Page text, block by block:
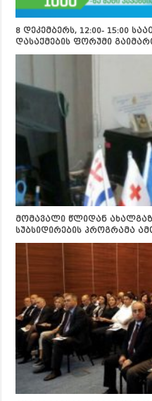
8 დეკემბერს, 12:00- 15:00
დასაქმების ფორუმი
მომავალი წლიდან
სუბსიდირების პროგრამა